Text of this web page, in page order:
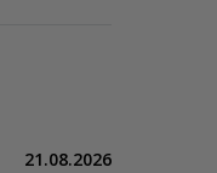
21.08.2026